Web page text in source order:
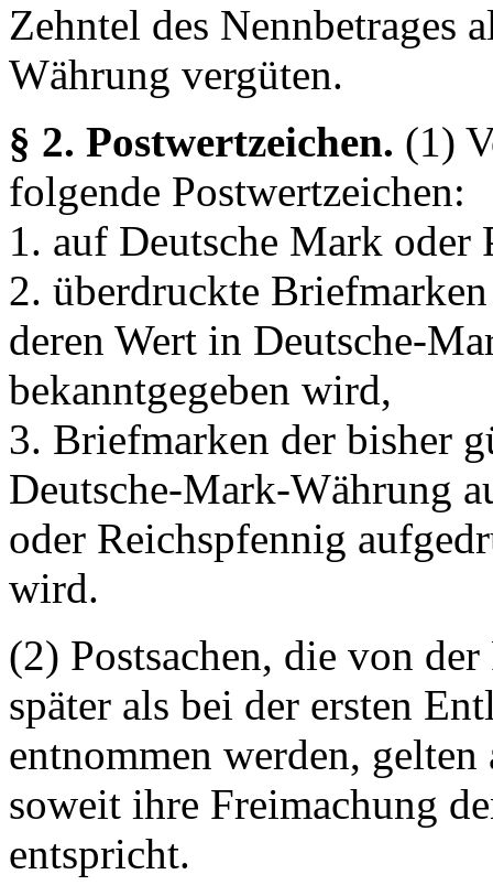
Zehntel des Nennbetrages
Währung vergüten.
§ 2. Postwertzeichen. (1)
folgende Postwertzeichen:
1. auf Deutsche Mark
2. überdruckte
deren Wert in Deutsche-
bekanntgegeben wird,
3. Briefmarken der bisher
Deutsche-Mark-Währung
oder Reichspfennig
wird.
(2) Postsachen, die von
später als bei der ersten
entnommen werden,
soweit ihre Freimachung
entspricht.